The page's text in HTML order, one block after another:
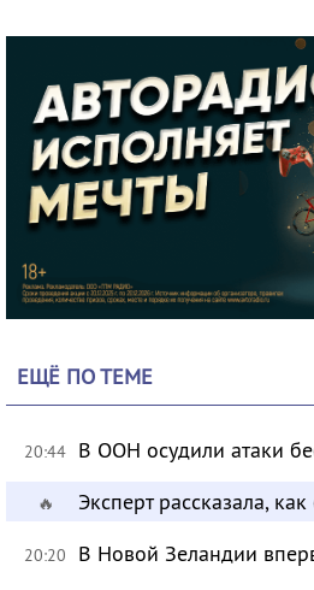
ЕЩЁ ПО ТЕМЕ
20:44 В ООН осудили атаки
🔥 Эксперт рассказала,
20:20 В Новой Зеландии